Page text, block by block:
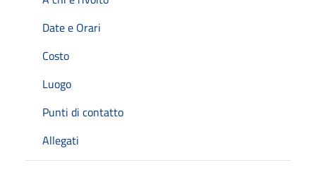
Date e Orari
Costo
Luogo
Punti di contatto
Allegati